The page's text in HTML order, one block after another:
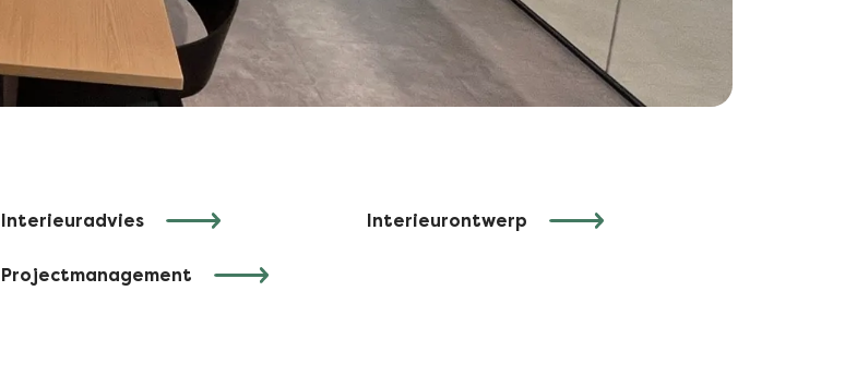
Interieuradvies Interieurontwerp
Projectmanagement